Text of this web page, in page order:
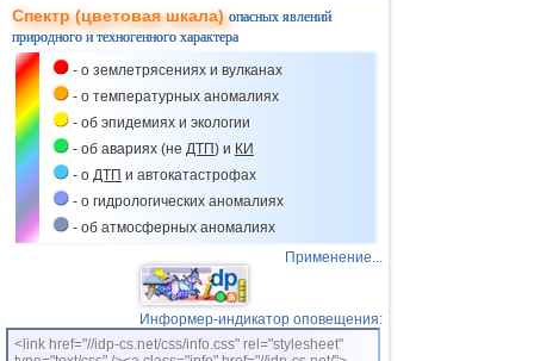
Спектр (цветовая шкала)опасных явлений
природного и техногенного характера
- о землетрясениях и вулканах
- о температурных аномалиях
- об эпидемиях и экологии
- об авариях (не ДТП) и КИ
- о ДТП и автокатастрофах
- о гидрологических аномалиях
- об атмосферных аномалиях
Применение...
Информер-индикатор оповещения:
<link href="//idp-cs.net/css/info.css" rel="stylesheet"